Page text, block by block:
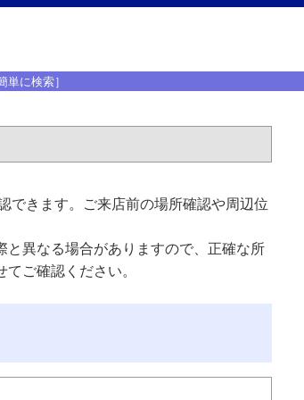
に検索］
できます。ご来店前の場所確認や周辺位
異なる場合がありますので、正確な所
ご確認ください。